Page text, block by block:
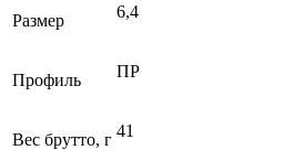
Размер 6,4
Профиль ПР
Вес брутто, г 41